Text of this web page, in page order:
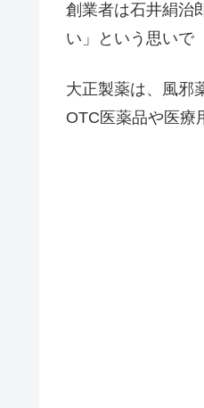
創業者は石井絹治
い」という思いで
大正製薬は、風邪
OTC医薬品や医療